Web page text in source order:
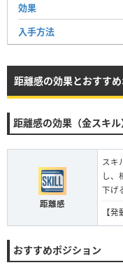
効果
入手方法
距離感の効果とおすす
距離感の効果（金スキル
距離感
スキ
し、
下げ
【
おすすめポジション